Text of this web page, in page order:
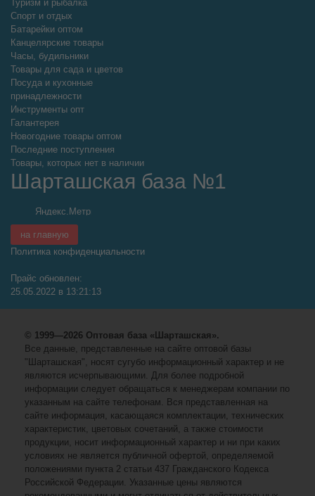
Туризм и рыбалка
Спорт и отдых
Батарейки оптом
Канцелярские товары
Часы, будильники
Товары для сада и цветов
Посуда и кухонные
принадлежности
Инструменты опт
Галантерея
Новогодние товары оптом
Последние поступления
Товары, которых нет в наличии
Шарташская база №1
на главную
Политика конфиденциальности
Прайс обновлен:
25.05.2022 в 13:21:13
© 1999—2026 Оптовая база «Шарташская».
Все данные, представленные на сайте оптовой базы
"Шарташская", носят сугубо информационный характер и не
являются исчерпывающими. Для более подробной
информации следует обращаться к менеджерам компании по
указанным на сайте телефонам. Вся представленная на
сайте информация, касающаяся комплектации, технических
характеристик, цветовых сочетаний, а также стоимости
продукции, носит информационный характер и ни при каких
условиях не является публичной офертой, определяемой
положениями пункта 2 статьи 437 Гражданского Кодекса
Российской Федерации. Указанные цены являются